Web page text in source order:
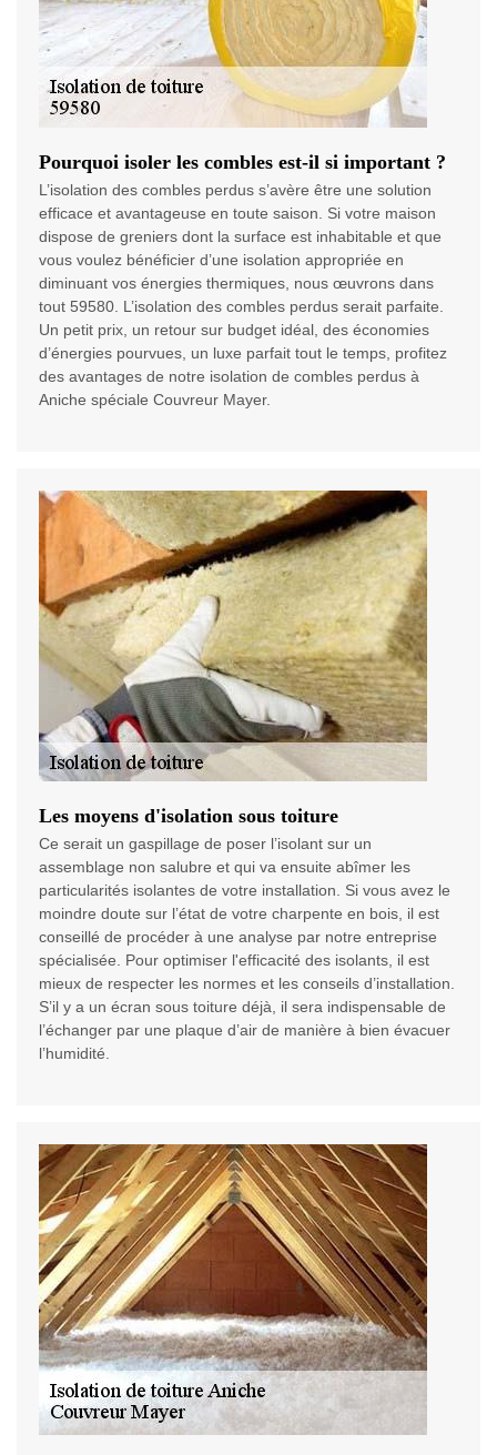
Pourquoi isoler les combles est-il si important ?
L’isolation des combles perdus s’avère être une solution
efficace et avantageuse en toute saison. Si votre maison
dispose de greniers dont la surface est inhabitable et que
vous voulez bénéficier d’une isolation appropriée en
diminuant vos énergies thermiques, nous œuvrons dans
tout 59580. L’isolation des combles perdus serait parfaite.
Un petit prix, un retour sur budget idéal, des économies
d’énergies pourvues, un luxe parfait tout le temps, profitez
des avantages de notre isolation de combles perdus à
Aniche spéciale Couvreur Mayer.
Les moyens d'isolation sous toiture
Ce serait un gaspillage de poser l’isolant sur un
assemblage non salubre et qui va ensuite abîmer les
particularités isolantes de votre installation. Si vous avez le
moindre doute sur l’état de votre charpente en bois, il est
conseillé de procéder à une analyse par notre entreprise
spécialisée. Pour optimiser l'efficacité des isolants, il est
mieux de respecter les normes et les conseils d’installation.
S’il y a un écran sous toiture déjà, il sera indispensable de
l’échanger par une plaque d’air de manière à bien évacuer
l’humidité.